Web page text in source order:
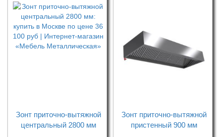
Зонт приточно-вытяжной
центральный 2800 мм
Зонт приточно-вытяжной
пристенный 900 мм